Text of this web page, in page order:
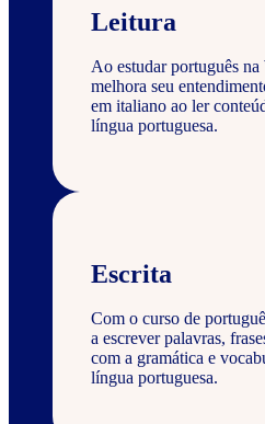
Leitura
Ao estudar português
melhora seu
em italiano ao ler
língua portuguesa.
Escrita
Com o curso de
a escrever palavras,
com a gramática e
língua portuguesa.